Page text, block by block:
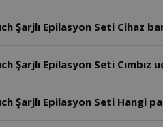
Şarjlı Epilasyon Seti Cihaz
Şarjlı Epilasyon Seti Cımbız
Şarjlı Epilasyon Seti Hangi